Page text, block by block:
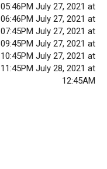
05:46PM July 27, 2021 at
06:46PM July 27, 2021 at
07:45PM July 27, 2021 at
09:45PM July 27, 2021 at
10:45PM July 27, 2021 at
11:45PM July 28, 2021 at
12:45AM